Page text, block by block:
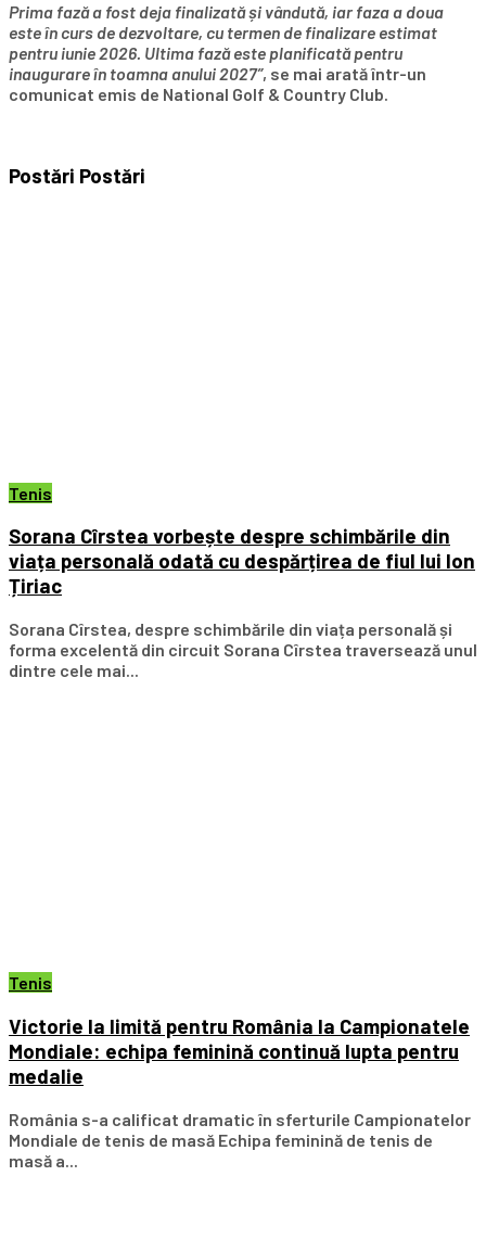
Prima fază a fost deja finalizată și vândută, iar faza a doua
este în curs de dezvoltare, cu termen de finalizare estimat
pentru iunie 2026. Ultima fază este planificată pentru
inaugurare în toamna anului 2027”, se mai arată într-un
comunicat emis de National Golf & Country Club.
Postări Postări
Tenis
Sorana Cîrstea vorbește despre schimbările din
viața personală odată cu despărțirea de fiul lui Ion
Țiriac
Sorana Cîrstea, despre schimbările din viața personală și
forma excelentă din circuit Sorana Cîrstea traversează unul
dintre cele mai...
Tenis
Victorie la limită pentru România la Campionatele
Mondiale: echipa feminină continuă lupta pentru
medalie
România s-a calificat dramatic în sferturile Campionatelor
Mondiale de tenis de masă Echipa feminină de tenis de
masă a...